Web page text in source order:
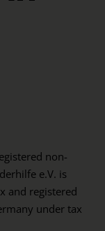
non-
e.V. is
and registered
under tax